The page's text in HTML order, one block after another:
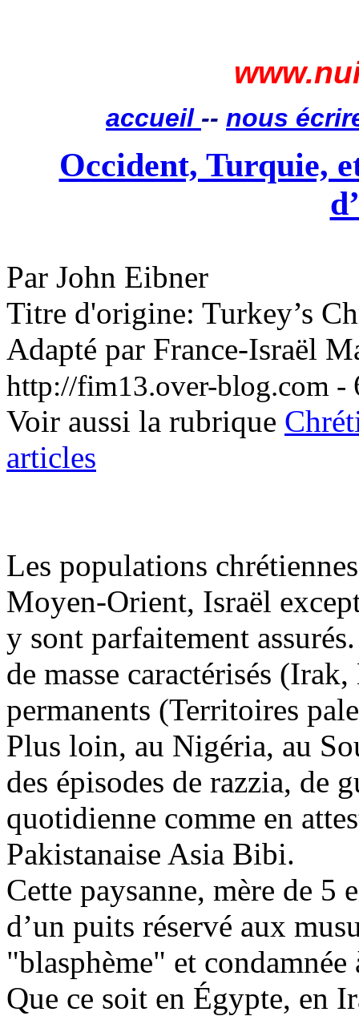
accueil -- nous
Occident, Turquie,
Par John Eibner
Titre d'origine: Turkey’s
Adapté par France-Israël
http://fim13.over-blog.com -
Voir aussi la rubrique
articles
Les populations
Moyen-Orient, Israël
y sont parfaitement
de masse caractérisés
permanents (Territoires
Plus loin, au Nigéria, au
des épisodes de razzia, de
quotidienne comme en
Pakistanaise Asia Bibi.
Cette paysanne, mère de 5
d’un puits réservé aux
"blasphème" et condamnée
Que ce soit en Égypte, en